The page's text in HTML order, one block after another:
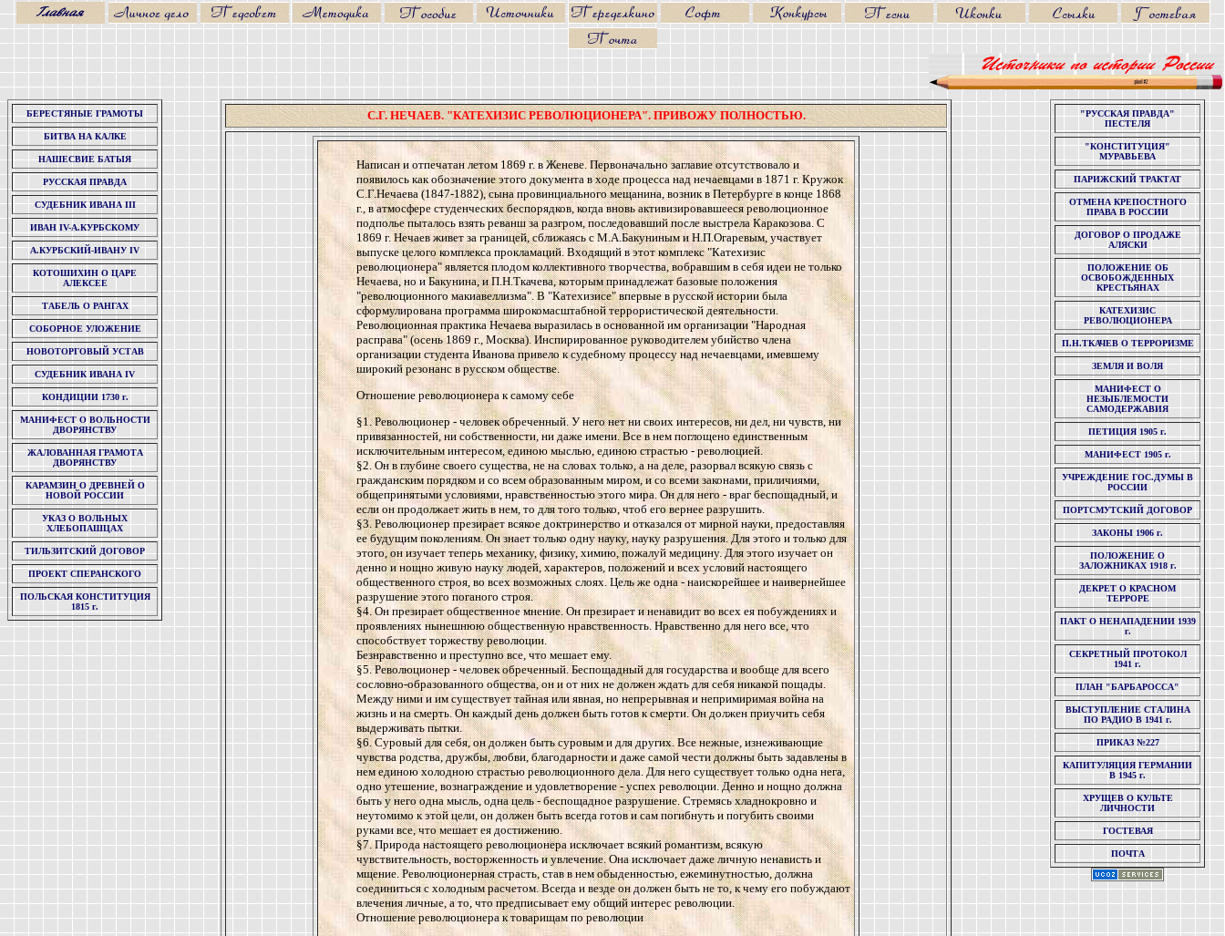
БЕРЕСТЯНЫЕ ГРАМОТЫ
БИТВА НА КАЛКЕ
НАШЕСВИЕ БАТЫЯ
РУССКАЯ ПРАВДА
СУДЕБНИК ИВАНА III
ИВАН IV-А.КУРБСКОМУ
А.КУРБСКИЙ-ИВАНУ IV
КОТОШИХИН О ЦАРЕ
АЛЕКСЕЕ
ТАБЕЛЬ О РАНГАХ
СОБОРНОЕ УЛОЖЕНИЕ
НОВОТОРГОВЫЙ УСТАВ
СУДЕБНИК ИВАНА IV
КОНДИЦИИ 1730 г.
МАНИФЕСТ О ВОЛЬНОСТИ
ДВОРЯНСТВУ
ЖАЛОВАННАЯ ГРАМОТА
ДВОРЯНСТВУ
КАРАМЗИН О ДРЕВНЕЙ О
НОВОЙ РОССИИ
УКАЗ О ВОЛЬНЫХ
ХЛЕБОПАШЦАХ
ТИЛЬЗИТСКИЙ ДОГОВОР
ПРОЕКТ СПЕРАНСКОГО
ПОЛЬСКАЯ КОНСТИТУЦИЯ
1815 г.
С.Г. НЕЧАЕВ. "КАТЕХИЗИС РЕВОЛЮЦИОНЕРА". ПРИВОЖУ ПОЛНОСТЬЮ.
Написан и отпечатан летом 1869 г. в Женеве. Первоначально заглавие отсутствовало и
появилось как обозначение этого документа в ходе процесса над нечаевцами в 1871 г. Кружок
С.Г.Нечаева (1847-1882), сына провинциального мещанина, возник в Петербурге в конце 1868
г., в атмосфере студенческих беспорядков, когда вновь активизировавшееся революционное
подполье пыталось взять реванш за разгром, последовавший после выстрела Каракозова. С
1869 г. Нечаев живет за границей, сближаясь с М.А.Бакуниным и Н.П.Огаревым, участвует
выпуске целого комплекса прокламаций. Входящий в этот комплекс "Катехизис
революционера" является плодом коллективного творчества, вобравшим в себя идеи не только
Нечаева, но и Бакунина, и П.Н.Ткачева, которым принадлежат базовые положения
"революционного макиавеллизма". В "Катехизисе" впервые в русской истории была
сформулирована программа широкомасштабной террористической деятельности.
Революционная практика Нечаева выразилась в основанной им организации "Народная
расправа" (осень 1869 г., Москва). Инспирированное руководителем убийство члена
организации студента Иванова привело к судебному процессу над нечаевцами, имевшему
широкий резонанс в русском обществе.
Отношение революционера к самому себе
§1. Революционер - человек обреченный. У него нет ни своих интересов, ни дел, ни чувств, ни
привязанностей, ни собственности, ни даже имени. Все в нем поглощено единственным
исключительным интересом, единою мыслью, единою страстью - революцией.
§2. Он в глубине своего существа, не на словах только, а на деле, разорвал всякую связь с
гражданским порядком и со всем образованным миром, и со всеми законами, приличиями,
общепринятыми условиями, нравственностью этого мира. Он для него - враг беспощадный, и
если он продолжает жить в нем, то для того только, чтоб его вернее разрушить.
§3. Революционер презирает всякое доктринерство и отказался от мирной науки, предоставляя
ее будущим поколениям. Он знает только одну науку, науку разрушения. Для этого и только для
этого, он изучает теперь механику, физику, химию, пожалуй медицину. Для этого изучает он
денно и нощно живую науку людей, характеров, положений и всех условий настоящего
общественного строя, во всех возможных слоях. Цель же одна - наискорейшее и наивернейшее
разрушение этого поганого строя.
§4. Он презирает общественное мнение. Он презирает и ненавидит во всех ея побуждениях и
проявлениях нынешнюю общественную нравственность. Нравственно для него все, что
способствует торжеству революции.
Безнравственно и преступно все, что мешает ему.
§5. Революционер - человек обреченный. Беспощадный для государства и вообще для всего
сословно-образованного общества, он и от них не должен ждать для себя никакой пощады.
Между ними и им существует тайная или явная, но непрерывная и непримиримая война на
жизнь и на смерть. Он каждый день должен быть готов к смерти. Он должен приучить себя
выдерживать пытки.
§6. Суровый для себя, он должен быть суровым и для других. Все нежные, изнеживающие
чувства родства, дружбы, любви, благодарности и даже самой чести должны быть задавлены в
нем единою холодною страстью революционного дела. Для него существует только одна нега,
одно утешение, вознаграждение и удовлетворение - успех революции. Денно и нощно должна
быть у него одна мысль, одна цель - беспощадное разрушение. Стремясь хладнокровно и
неутомимо к этой цели, он должен быть всегда готов и сам погибнуть и погубить своими
руками все, что мешает ея достижению.
§7. Природа настоящего революционера исключает всякий романтизм, всякую
чувствительность, восторженность и увлечение. Она исключает даже личную ненависть и
мщение. Революционерная страсть, став в нем обыденностью, ежеминутностью, должна
соединиться с холодным расчетом. Всегда и везде он должен быть не то, к чему его побуждают
влечения личные, а то, что предписывает ему общий интерес революции.
Отношение революционера к товарищам по революции
"РУССКАЯ ПРАВДА"
ПЕСТЕЛЯ
"КОНСТИТУЦИЯ"
МУРАВЬЕВА
ПАРИЖСКИЙ ТРАКТАТ
ОТМЕНА КРЕПОСТНОГО
ПРАВА В РОССИИ
ДОГОВОР О ПРОДАЖЕ
АЛЯСКИ
ПОЛОЖЕНИЕ ОБ
ОСВОБОЖДЕННЫХ
КРЕСТЬЯНАХ
КАТЕХИЗИС
РЕВОЛЮЦИОНЕРА
П.Н.ТКАЧЕВ О ТЕРРОРИЗМЕ
ЗЕМЛЯ И ВОЛЯ
МАНИФЕСТ О
НЕЗЫБЛЕМОСТИ
САМОДЕРЖАВИЯ
ПЕТИЦИЯ 1905 г.
МАНИФЕСТ 1905 г.
УЧРЕЖДЕНИЕ ГОС.ДУМЫ В
РОССИИ
ПОРТСМУТСКИЙ ДОГОВОР
ЗАКОНЫ 1906 г.
ПОЛОЖЕНИЕ О
ЗАЛОЖНИКАХ 1918 г.
ДЕКРЕТ О КРАСНОМ
ТЕРРОРЕ
ПАКТ О НЕНАПАДЕНИИ 1939
г.
СЕКРЕТНЫЙ ПРОТОКОЛ
1941 г.
ПЛАН "БАРБАРОССА"
ВЫСТУПЛЕНИЕ СТАЛИНА
ПО РАДИО В 1941 г.
ПРИКАЗ №227
КАПИТУЛЯЦИЯ ГЕРМАНИИ
В 1945 г.
ХРУЩЕВ О КУЛЬТЕ
ЛИЧНОСТИ
ГОСТЕВАЯ
ПОЧТА